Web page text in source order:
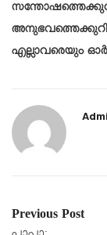
എല്ലാവരെയും
Previous Post